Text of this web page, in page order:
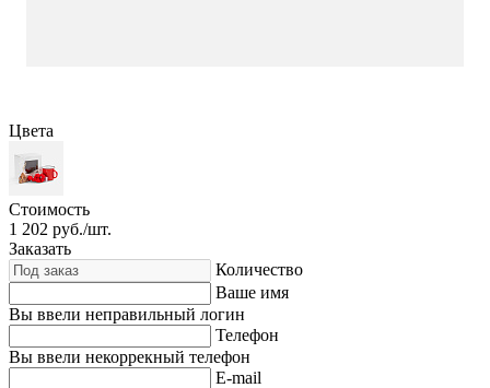
Цвета
Стоимость
1 202 руб./шт.
Заказать
Количество
Ваше имя
Вы ввели неправильный логин
Телефон
Вы ввели некоррекный телефон
E-mail